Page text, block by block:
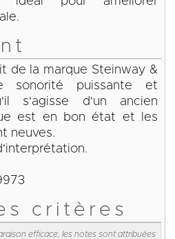
de la marque Steinway &
sonorité puissante et
s'agisse d'un ancien
est en bon état et les
neuves.
critères
efficace, les notes sont attribuées